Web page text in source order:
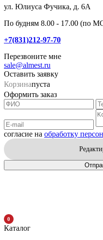
ул. Юлиуса Фучика, д. 6А
По будням 8.00 - 17.00 (по
+7(831)212-97-70
Перезвоните мне
sale@almest.ru
Оставить заявку
Корзинапуста
Оформить заказ
согласие на обработку
0
Каталог